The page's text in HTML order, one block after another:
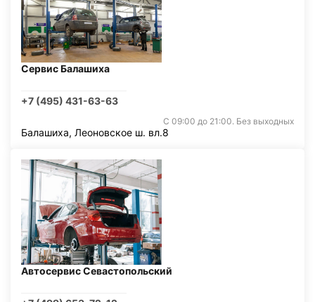
Сервис Балашиха
+7 (495) 431-63-63
С 09:00 до 21:00. Без выходных
Балашиха, Леоновское ш. вл.8
Автосервис Севастопольский